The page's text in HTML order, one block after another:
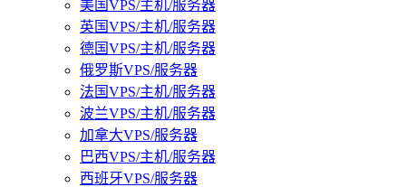
美国VPS/主机/服务器
英国VPS/主机/服务器
德国VPS/主机/服务器
俄罗斯VPS/服务器
法国VPS/主机/服务器
波兰VPS/主机/服务器
加拿大VPS/服务器
巴西VPS/主机/服务器
西班牙VPS/服务器